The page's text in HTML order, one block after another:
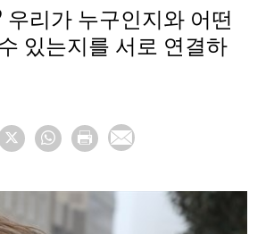
우리가 누구인지와 어떤
있는지를 서로 연결하